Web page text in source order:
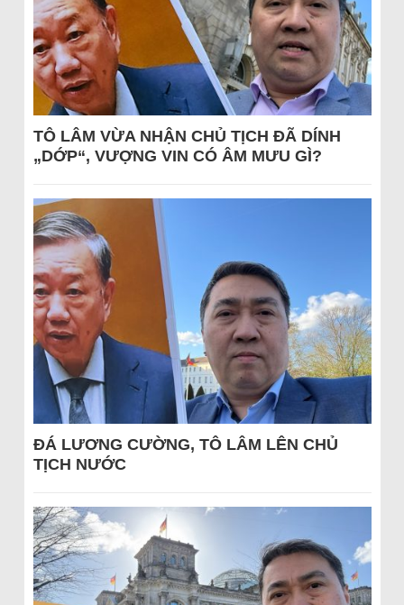
TÔ LÂM VỪA NHẬN CHỦ TỊCH ĐÃ DÍNH
„DỚP“, VƯỢNG VIN CÓ ÂM MƯU GÌ?
ĐÁ LƯƠNG CƯỜNG, TÔ LÂM LÊN CHỦ
TỊCH NƯỚC